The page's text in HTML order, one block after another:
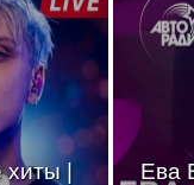
хиты |
Ева